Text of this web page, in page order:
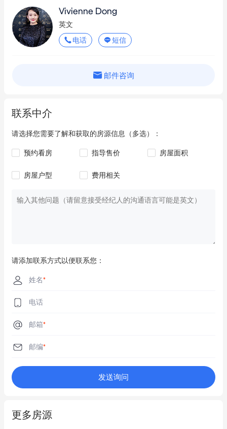
Vivienne Dong
英文
电话
短信
邮件咨询
联系中介
请选择您需要了解和获取的房源信息（多选）：
预约看房 指导售价 房屋面积
房屋户型 费用相关
请添加联系方式以便联系您：
姓名*
电话
邮箱*
邮编*
发送询问
更多房源